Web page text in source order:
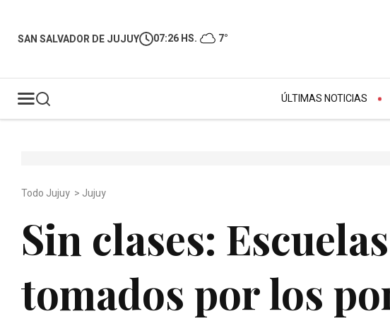
SAN SALVADOR DE JUJUY 07:26 HS. 7°
ÚLTIMAS NOTICIAS
Todo Jujuy > Jujuy
Sin clases:
tomados por los